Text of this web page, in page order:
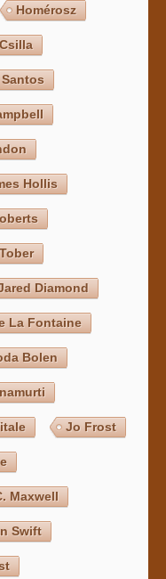
Homérosz
Hollis
Diamond
La Fontaine
Bolen
Jo Frost
Maxwell
Swift